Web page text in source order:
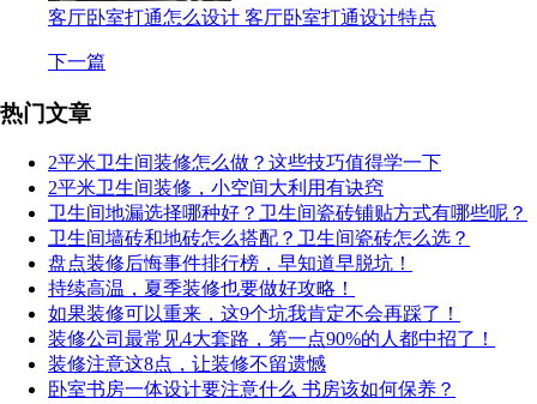
客厅卧室打通怎么设计 客厅卧室打通设计特点
下一篇
热门文章
2平米卫生间装修怎么做？这些技巧值得学一下
2平米卫生间装修，小空间大利用有诀窍
卫生间地漏选择哪种好？卫生间瓷砖铺贴方式有哪些呢？
卫生间墙砖和地砖怎么搭配？卫生间瓷砖怎么选？
盘点装修后悔事件排行榜，早知道早脱坑！
持续高温，夏季装修也要做好攻略！
如果装修可以重来，这9个坑我肯定不会再踩了！
装修公司最常见4大套路，第一点90%的人都中招了！
装修注意这8点，让装修不留遗憾
卧室书房一体设计要注意什么 书房该如何保养？